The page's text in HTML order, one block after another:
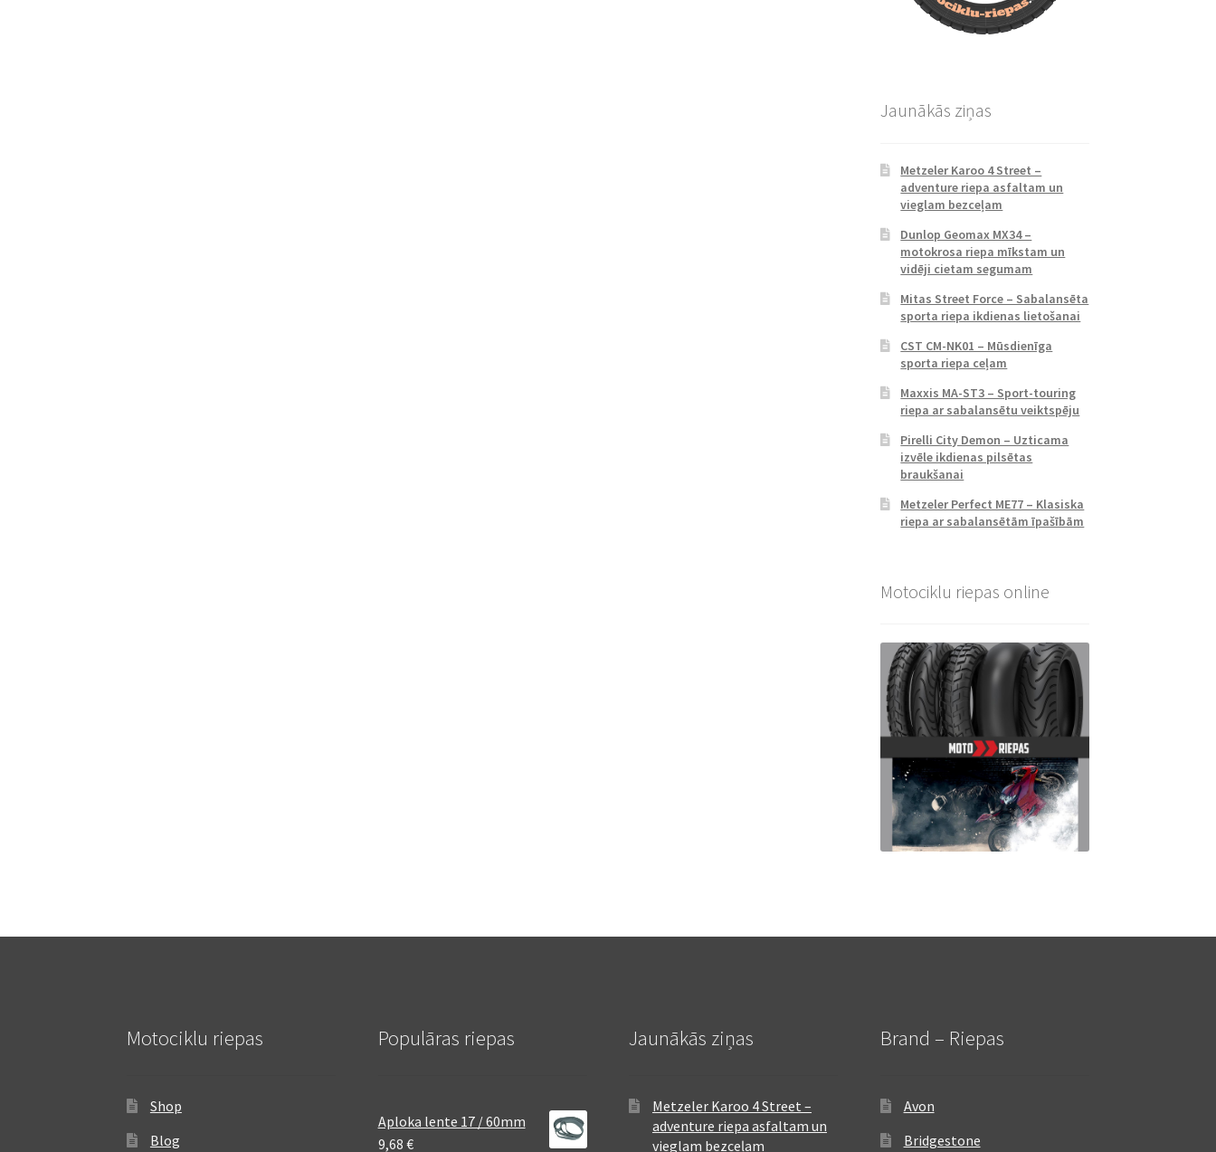
Jaunākās ziņas
Metzeler Karoo 4 Street –
adventure riepa asfaltam un
vieglam bezceļam
Dunlop Geomax MX34 –
motokrosa riepa mīkstam un
vidēji cietam segumam
Mitas Street Force – Sabalansēta
sporta riepa ikdienas lietošanai
CST CM-NK01 – Mūsdienīga
sporta riepa ceļam
Maxxis MA-ST3 – Sport-touring
riepa ar sabalansētu veiktspēju
Pirelli City Demon – Uzticama
izvēle ikdienas pilsētas
braukšanai
Metzeler Perfect ME77 – Klasiska
riepa ar sabalansētām īpašībām
Motociklu riepas online
Motociklu riepas
Shop
Blog
Populāras riepas
Aploka lente 17 / 60mm
9,68 €
Jaunākās ziņas
Metzeler Karoo 4 Street –
adventure riepa asfaltam un
vieglam bezceļam
Brand – Riepas
Avon
Bridgestone